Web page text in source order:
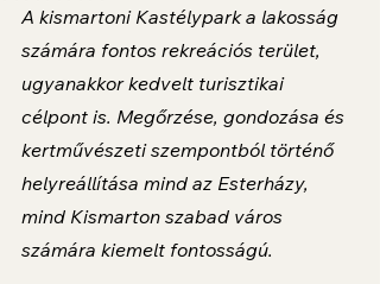
A kismartoni Kastélypark a lakosság
számára fontos rekreációs terület,
ugyanakkor kedvelt turisztikai
célpont is. Megőrzése, gondozása és
kertművészeti szempontból történő
helyreállítása mind az Esterházy,
mind Kismarton szabad város
számára kiemelt fontosságú.